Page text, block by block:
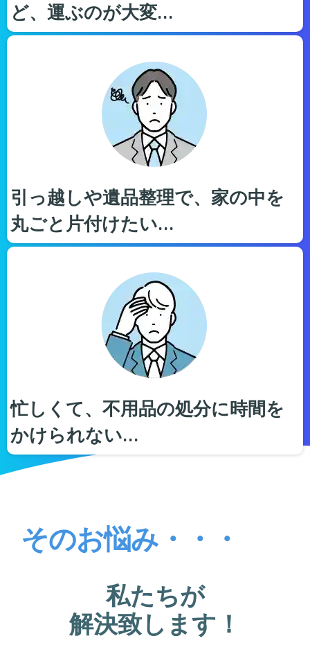
ど、運ぶのが大変…
引っ越しや遺品整理で、家の中を
丸ごと片付けたい…
忙しくて、不用品の処分に時間を
かけられない…
そのお悩み・・・
私たちが
解決致します！